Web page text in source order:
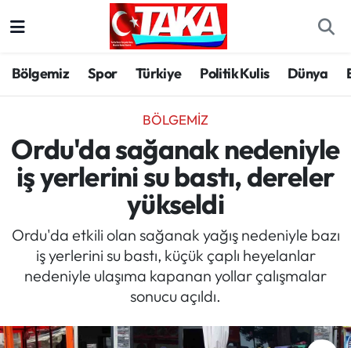
Bölgemiz Spor Türkiye Politik Kulis Dünya
BÖLGEMIZ
Ordu'da sağanak nedeniyle
iş yerlerini su bastı, dereler
yükseldi
Ordu'da etkili olan sağanak yağış nedeniyle bazı
iş yerlerini su bastı, küçük çaplı heyelanlar
nedeniyle ulaşıma kapanan yollar çalışmalar
sonucu açıldı.
Spor
Türkiye
Kültür/Sanat
Politik Kulis
Magazin
Trabzon Hava Durumu
Trabzon Trafik Yoğunluk Haritası
Süper Lig Puan Durumu ve Fikstür
Tüm Manşetler
Son Dakika Haberleri